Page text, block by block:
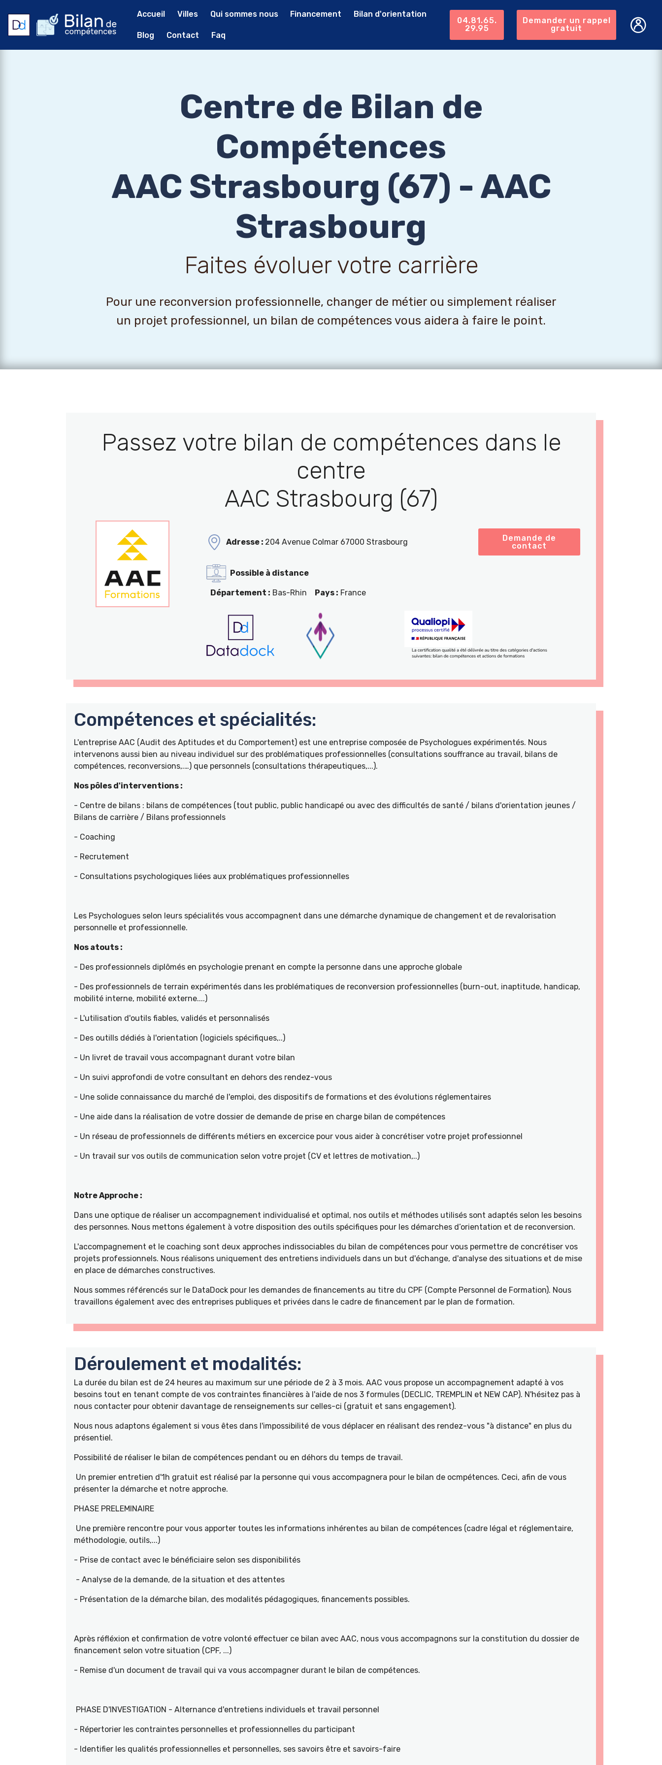
Accueil Villes Qui sommes nous Financement Bilan d'orientation
Blog Contact Faq
04.81.65.
29.95
Demander un rappel
gratuit
Centre de Bilan de
Compétences
AAC Strasbourg (67) - AAC
Strasbourg
Faites évoluer votre carrière
Pour une reconversion professionnelle, changer de métier ou simplement réaliser
un projet professionnel, un bilan de compétences vous aidera à faire le point.
Passez votre bilan de compétences dans le
centre
AAC Strasbourg (67)
Adresse : 204 Avenue Colmar 67000 Strasbourg
Demande de
contact
Possible à distance
Département : Bas-Rhin Pays : France
Compétences et spécialités:
L'entreprise AAC (Audit des Aptitudes et du Comportement) est une entreprise composée de Psychologues expérimentés. Nous
intervenons aussi bien au niveau individuel sur des problématiques professionnelles (consultations souffrance au travail, bilans de
compétences, reconversions,.…) que personnels (consultations thérapeutiques,...).
Nos pôles d'interventions :
- Centre de bilans : bilans de compétences (tout public, public handicapé ou avec des difficultés de santé / bilans d'orientation jeunes /
Bilans de carrière / Bilans professionnels
- Coaching
- Recrutement
- Consultations psychologiques liées aux problématiques professionnelles
Les Psychologues selon leurs spécialités vous accompagnent dans une démarche dynamique de changement et de revalorisation
personnelle et professionnelle.
Nos atouts :
- Des professionnels diplômés en psychologie prenant en compte la personne dans une approche globale
- Des professionnels de terrain expérimentés dans les problématiques de reconversion professionnelles (burn-out, inaptitude, handicap,
mobilité interne, mobilité externe....)
- L'utilisation d'outils fiables, validés et personnalisés
- Des outills dédiés à l'orientation (logiciels spécifiques,..)
- Un livret de travail vous accompagnant durant votre bilan
- Un suivi approfondi de votre consultant en dehors des rendez-vous
- Une solide connaissance du marché de l'emploi, des dispositifs de formations et des évolutions réglementaires
- Une aide dans la réalisation de votre dossier de demande de prise en charge bilan de compétences
- Un réseau de professionnels de différents métiers en excercice pour vous aider à concrétiser votre projet professionnel
- Un travail sur vos outils de communication selon votre projet (CV et lettres de motivation,..)
Notre Approche :
Dans une optique de réaliser un accompagnement individualisé et optimal, nos outils et méthodes utilisés sont adaptés selon les besoins
des personnes. Nous mettons également à votre disposition des outils spécifiques pour les démarches d’orientation et de reconversion.
L'accompagnement et le coaching sont deux approches indissociables du bilan de compétences pour vous permettre de concrétiser vos
projets professionnels. Nous réalisons uniquement des entretiens individuels dans un but d'échange, d'analyse des situations et de mise
en place de démarches constructives.
Nous sommes référencés sur le DataDock pour les demandes de financements au titre du CPF (Compte Personnel de Formation). Nous
travaillons également avec des entreprises publiques et privées dans le cadre de financement par le plan de formation.
Déroulement et modalités:
La durée du bilan est de 24 heures au maximum sur une période de 2 à 3 mois. AAC vous propose un accompagnement adapté à vos
besoins tout en tenant compte de vos contraintes financières à l'aide de nos 3 formules (DECLIC, TREMPLIN et NEW CAP). N'hésitez pas à
nous contacter pour obtenir davantage de renseignements sur celles-ci (gratuit et sans engagement).
Nous nous adaptons également si vous êtes dans l'impossibilité de vous déplacer en réalisant des rendez-vous "à distance" en plus du
présentiel.
Possibilité de réaliser le bilan de compétences pendant ou en déhors du temps de travail.
Un premier entretien d'1h gratuit est réalisé par la personne qui vous accompagnera pour le bilan de ocmpétences. Ceci, afin de vous
présenter la démarche et notre approche.
PHASE PRELEMINAIRE
Une première rencontre pour vous apporter toutes les informations inhérentes au bilan de compétences (cadre légal et réglementaire,
méthodologie, outils,...)
- Prise de contact avec le bénéficiaire selon ses disponibilités
- Analyse de la demande, de la situation et des attentes
- Présentation de la démarche bilan, des modalités pédagogiques, financements possibles.
Après réfléxion et confirmation de votre volonté effectuer ce bilan avec AAC, nous vous accompagnons sur la constitution du dossier de
financement selon votre situation (CPF, ...)
- Remise d'un document de travail qui va vous accompagner durant le bilan de compétences.
PHASE D'INVESTIGATION - Alternance d'entretiens individuels et travail personnel
- Répertorier les contraintes personnelles et professionnelles du participant
- Identifier les qualités professionnelles et personnelles, ses savoirs être et savoirs-faire